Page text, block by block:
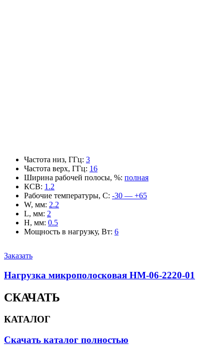
Частота низ, ГГц: 3
Частота верх, ГГц: 16
Ширина рабочей полосы, %: полная
КСВ: 1.2
Рабочие температуры, С: -30 — +65
W, мм: 2.2
L, мм: 2
H, мм: 0.5
Мощность в нагрузку, Вт: 6
Заказать
Нагрузка микрополосковая НМ-06-2220-01
СКАЧАТЬ
КАТАЛОГ
Скачать каталог полностью